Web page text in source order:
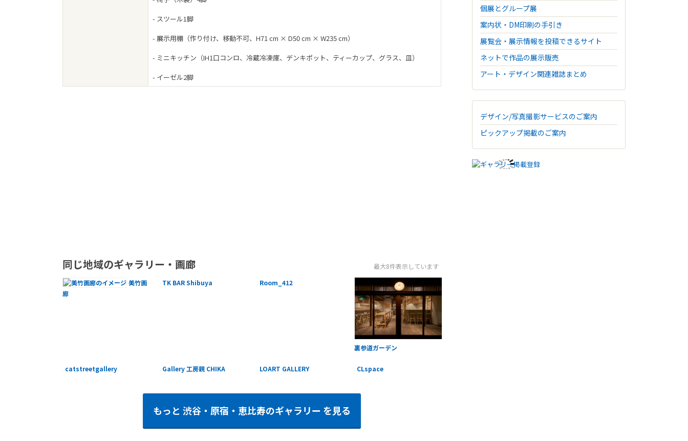
- スツール1脚
- 展示用棚（作り付け、移動不可、H71 cm × D50 cm × W235 cm）
- ミニキッチン（IH1口コンロ、冷蔵冷凍庫、デンキポット、ティーカップ、グラス、皿）
- イーゼル2脚
同じ地域のギャラリー・画廊
最大8件表示しています
美竹画
廊
TK BAR Shibuya Room_412
裏参道ガーデン
catstreetgallery Gallery 工房親 CHIKA LOART GALLERY CLspace
もっと 渋谷・原宿・恵比寿のギャラリー を見る
個展とグループ展
案内状・DM印刷の手引き
展覧会・展示情報を投稿できるサイト
ネットで作品の展示販売
アート・デザイン関連雑誌まとめ
デザイン/写真撮影サービスのご案内
ピックアップ掲載のご案内